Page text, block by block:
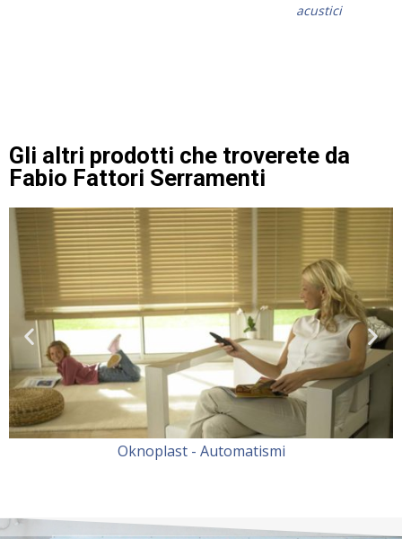
acustici
Gli altri prodotti che troverete da
Fabio Fattori Serramenti
Oknoplast - Automatismi